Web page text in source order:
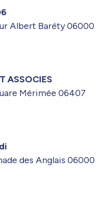
Albert Baréty 06000
ASSOCIES
Mérimée 06407
des Anglais 06000